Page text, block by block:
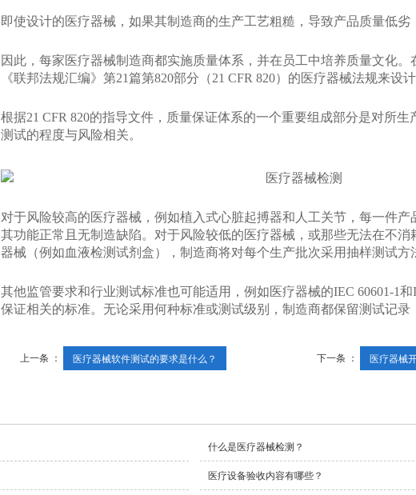
即使设计的医疗器械，如果其制造商的生产工艺粗糙，导致产品质量低劣
因此，每家医疗器械制造商都实施质量体系，并在员工中培养质量文化
《联邦法规汇编》第21篇第820部分（21 CFR 820）的医疗器械法规来设
根据21 CFR 820的指导文件，质量保证体系的一个重要组成部分是对所
测试的程度与风险相关。
对于风险较高的医疗器械，例如植入式心脏起搏器和人工关节，每一件
其功能正常且无制造缺陷。对于风险较低的医疗器械，或那些无法在不
器械（例如血液检测试剂盒），制造商将对每个生产批次采用抽样测试方
其他监管要求和行业测试标准也可能适用，例如医疗器械的IEC 60601-1
保证相关的标准。无论采用何种标准或测试级别，制造商都保留测试记录
上一条 ： 医疗器械软件测试的要求是什么？ 下一条 ： 医疗器械
什么是医疗器械检测？
医疗设备验收内容有哪些？